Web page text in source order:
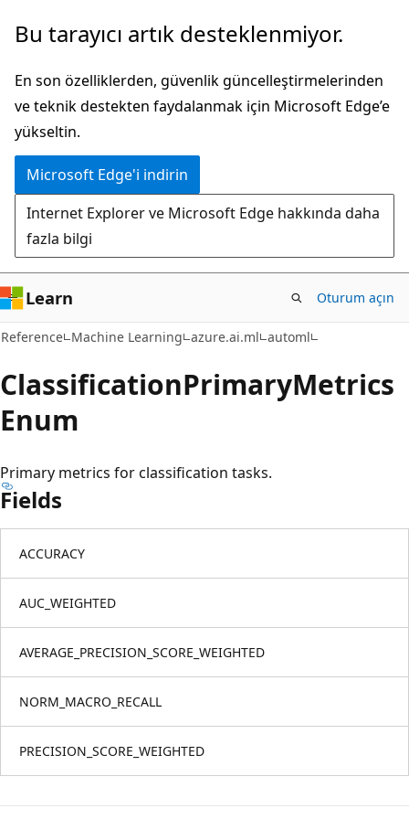
Ana
atla
Sayfa
gezintiye
atla
Bu tarayıcı artık desteklenmiyor.
En son özelliklerden, güvenlik güncelleştirmelerinden
ve teknik destekten faydalanmak için Microsoft Edge’e
yükseltin.
Microsoft Edge'i indirin
Internet Explorer ve Microsoft Edge hakkında daha
fazla bilgi
Learn Oturum açın
Reference Machine Learning azure.ai.ml automl
ClassificationPrimaryMetrics
Enum
Primary metrics for classification tasks.
Fields
ACCURACY
AUC_WEIGHTED
AVERAGE_PRECISION_SCORE_WEIGHTED
NORM_MACRO_RECALL
PRECISION_SCORE_WEIGHTED
modu